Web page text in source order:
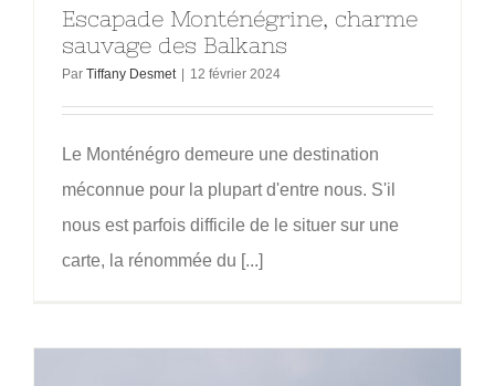
Escapade Monténégrine, charme
sauvage des Balkans
Par Tiffany Desmet | 12 février 2024
Le Monténégro demeure une destination
méconnue pour la plupart d'entre nous. S'il
nous est parfois difficile de le situer sur une
carte, la rénommée du [...]